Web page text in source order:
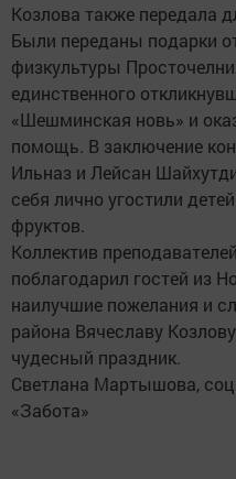
Козлова также передала
Были переданы подарки
физкультуры
единственного
«Шешминская новь» и
помощь. В заключение
Ильназ и Лейсан
себя лично угостили
фруктов.
Коллектив
поблагодарил гостей из
наилучшие пожелания и
района Вячеславу
чудесный праздник.
Светлана Мартышова,
«Забота»